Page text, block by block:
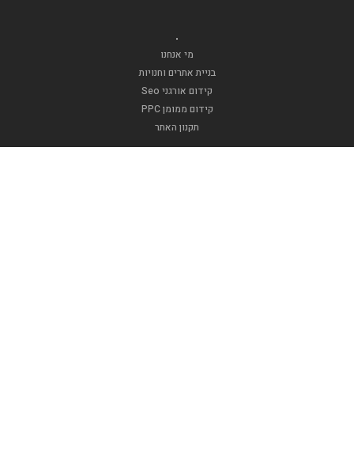
.
מי אנחנו
בניית אתרים וחנויות
קידום אורגני Seo
קידום ממומן PPC
תקנון האתר